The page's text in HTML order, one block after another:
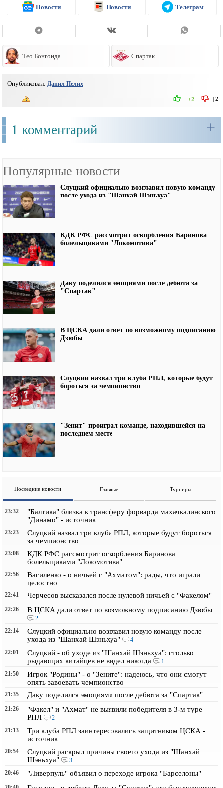
Новости Новости Телеграм
Тео Бонгонда Спартак
Опубликовал: Данил Пелих
2
+2
1 комментарий +
Популярные новости
Слуцкий официально возглавил новую команду
после ухода из "Шанхай Шэньхуа"
КДК РФС рассмотрит оскорбления Баринова
болельщиками "Локомотива"
Даку поделился эмоциями после дебюта за
"Спартак"
В ЦСКА дали ответ по возможному подписанию
Дзюбы
Слуцкий назвал три клуба РПЛ, которые будут
бороться за чемпионство
"Зенит" проиграл команде, находившейся на
последнем месте
Последние новости Главные Турниры
23:32
"Балтика" близка к трансферу форварда махачкалинского
"Динамо" - источник
23:23
Слуцкий назвал три клуба РПЛ, которые будут бороться
за чемпионство
23:08
КДК РФС рассмотрит оскорбления Баринова
болельщиками "Локомотива"
22:56
Василенко - о ничьей с "Ахматом": рады, что играли
целостно
22:41 Черчесов высказался после нулевой ничьей с "Факелом"
22:26 В ЦСКА дали ответ по возможному подписанию Дзюбы
2
22:14
Слуцкий официально возглавил новую команду после
ухода из "Шанхай Шэньхуа"
4
22:01
Слуцкий - об уходе из "Шанхай Шэньхуа": столько
рыдающих китайцев не видел никогда
1
21:50
Игрок "Родины" - о "Зените": надеюсь, что они смогут
опять завоевать чемпионство
21:35 Даку поделился эмоциями после дебюта за "Спартак"
21:26
"Факел" и "Ахмат" не выявили победителя в 3-м туре
РПЛ
2
21:13
Три клуба РПЛ заинтересовались защитником ЦСКА -
источник
20:54
Слуцкий раскрыл причины своего ухода из "Шанхай
Шэньхуа"
3
20:46
"Ливерпуль" объявил о переходе игрока "Барселоны"